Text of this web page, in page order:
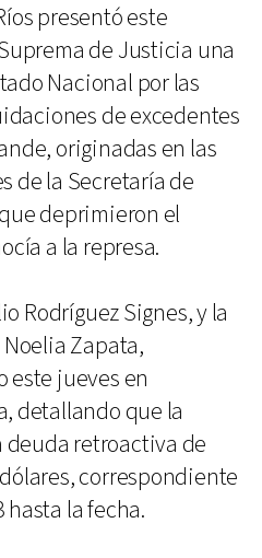
presentó este
de Justicia una
Nacional por las
de excedentes
originadas en las
de la Secretaría de
deprimieron el
a la represa.
Rodríguez Signes, y la
Zapata,
este jueves en
detallando que la
retroactiva de
correspondiente
la fecha.